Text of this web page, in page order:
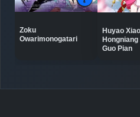
Zoku
Owarimonogatari
Huyao Xiao
Hongniang
Guo Pian